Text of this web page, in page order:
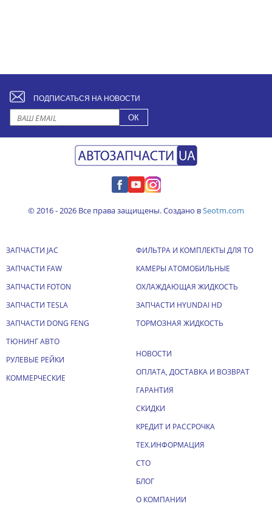
ПОДПИСАТЬСЯ НА НОВОСТИ
© 2016 - 2026 Все права защищены. Создано вSeotm.com
ЗАПЧАСТИ JAC
ЗАПЧАСТИ FAW
ЗАПЧАСТИ FOTON
ЗАПЧАСТИ TESLA
ЗАПЧАСТИ DONG FENG
ТЮНИНГ АВТО
РУЛЕВЫЕ РЕЙКИ
КОММЕРЧЕСКИЕ
ФИЛЬТРА И КОМПЛЕКТЫ ДЛЯ ТО
КАМЕРЫ АТОМОБИЛЬНЫЕ
ОХЛАЖДАЮЩАЯ ЖИДКОСТЬ
ЗАПЧАСТИ HYUNDAI HD
ТОРМОЗНАЯ ЖИДКОСТЬ
НОВОСТИ
ОПЛАТА, ДОСТАВКА И ВОЗВРАТ
ГАРАНТИЯ
СКИДКИ
КРЕДИТ И РАССРОЧКА
ТЕХ.ИНФОРМАЦИЯ
СТО
БЛОГ
О КОМПАНИИ